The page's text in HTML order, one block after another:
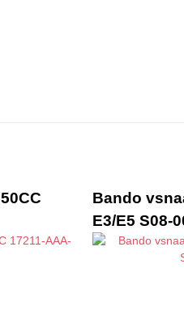
Bando
E3/E5 S08-